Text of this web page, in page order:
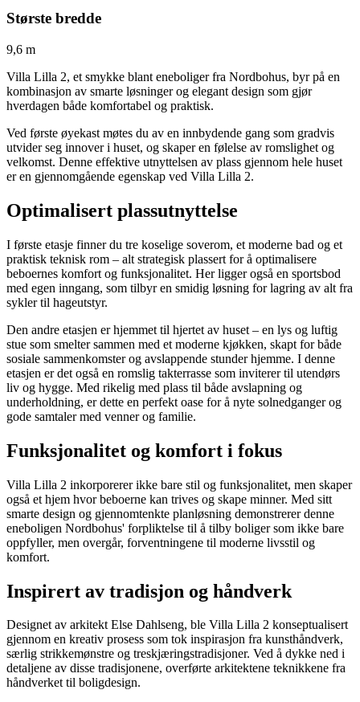
Største bredde
9,6 m
Villa Lilla 2, et smykke blant eneboliger fra Nordbohus, byr på en
kombinasjon av smarte løsninger og elegant design som gjør
hverdagen både komfortabel og praktisk.
Ved første øyekast møtes du av en innbydende gang som gradvis
utvider seg innover i huset, og skaper en følelse av romslighet og
velkomst. Denne effektive utnyttelsen av plass gjennom hele huset
er en gjennomgående egenskap ved Villa Lilla 2.
Optimalisert plassutnyttelse
I første etasje finner du tre koselige soverom, et moderne bad og et
praktisk teknisk rom – alt strategisk plassert for å optimalisere
beboernes komfort og funksjonalitet. Her ligger også en sportsbod
med egen inngang, som tilbyr en smidig løsning for lagring av alt fra
sykler til hageutstyr.
Den andre etasjen er hjemmet til hjertet av huset – en lys og luftig
stue som smelter sammen med et moderne kjøkken, skapt for både
sosiale sammenkomster og avslappende stunder hjemme. I denne
etasjen er det også en romslig takterrasse som inviterer til utendørs
liv og hygge. Med rikelig med plass til både avslapning og
underholdning, er dette en perfekt oase for å nyte solnedganger og
gode samtaler med venner og familie.
Funksjonalitet og komfort i fokus
Villa Lilla 2 inkorporerer ikke bare stil og funksjonalitet, men skaper
også et hjem hvor beboerne kan trives og skape minner. Med sitt
smarte design og gjennomtenkte planløsning demonstrerer denne
eneboligen Nordbohus' forpliktelse til å tilby boliger som ikke bare
oppfyller, men overgår, forventningene til moderne livsstil og
komfort.
Inspirert av tradisjon og håndverk
Designet av arkitekt Else Dahlseng, ble Villa Lilla 2 konseptualisert
gjennom en kreativ prosess som tok inspirasjon fra kunsthåndverk,
særlig strikkemønstre og treskjæringstradisjoner. Ved å dykke ned i
detaljene av disse tradisjonene, overførte arkitektene teknikkene fra
håndverket til boligdesign.